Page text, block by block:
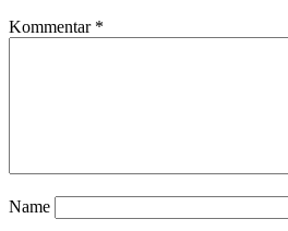
Kommentar *
Name